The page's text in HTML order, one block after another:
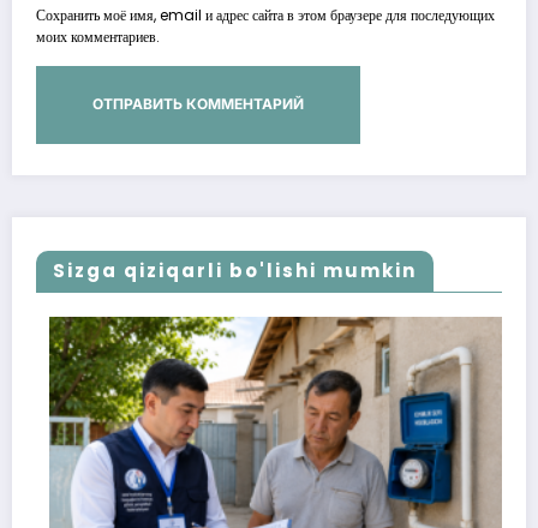
Сохранить моё имя, email и адрес сайта в этом браузере для последующих
моих комментариев.
Sizga qiziqarli bo'lishi mumkin